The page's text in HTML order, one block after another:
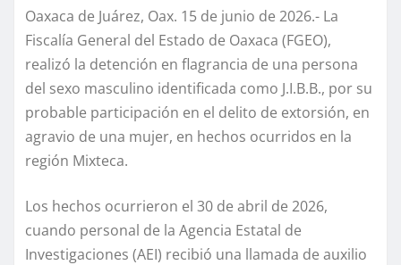
Oaxaca de Juárez, Oax. 15 de junio de 2026.- La
Fiscalía General del Estado de Oaxaca (FGEO),
realizó la detención en flagrancia de una persona
del sexo masculino identificada como J.I.B.B., por su
probable participación en el delito de extorsión, en
agravio de una mujer, en hechos ocurridos en la
región Mixteca.
Los hechos ocurrieron el 30 de abril de 2026,
cuando personal de la Agencia Estatal de
Investigaciones (AEI) recibió una llamada de auxilio